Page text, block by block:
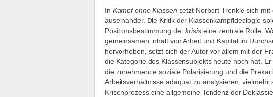
In Kampf ohne Klassen setzt Norbert Trenkle sich
auseinander. Die Kritik der Klassenkampfideologie
Positionsbestimmung der krisis eine zentrale Rolle.
gemeinsamen Inhalt von Arbeit und Kapital im
hervorhoben, setzt sich der Autor vor allem mit der
die Kategorie des Klassensubjekts heute noch hat.
die zunehmende soziale Polarisierung und die
Arbeitsverhältnisse adäquat zu analysieren; vielmehr
Krisenprozess eine allgemeine Tendenz der